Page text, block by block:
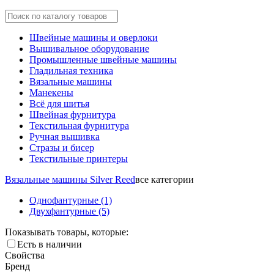
Швейные машины и оверлоки
Вышивальное оборудование
Промышленные швейные машины
Гладильная техника
Вязальные машины
Манекены
Всё для шитья
Швейная фурнитура
Текстильная фурнитура
Ручная вышивка
Стразы и бисер
Текстильные принтеры
Вязальные машины Silver Reedвсе категории
Однофантурные (1)
Двухфантурные (5)
Показывать товары, которые:
Есть в наличии
Свойства
Бренд